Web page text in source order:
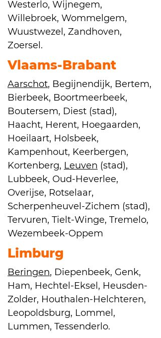
Westerlo, Wijnegem,
Willebroek, Wommelgem,
Wuustwezel, Zandhoven,
Zoersel.
Vlaams-Brabant
Aarschot, Begijnendijk, Bertem,
Bierbeek, Boortmeerbeek,
Boutersem, Diest (stad),
Haacht, Herent, Hoegaarden,
Hoeilaart, Holsbeek,
Kampenhout, Keerbergen,
Kortenberg, Leuven (stad),
Lubbeek, Oud-Heverlee,
Overijse, Rotselaar,
Scherpenheuvel-Zichem (stad),
Tervuren, Tielt-Winge, Tremelo,
Wezembeek-Oppem
Limburg
Beringen, Diepenbeek, Genk,
Ham, Hechtel-Eksel, Heusden-
Zolder, Houthalen-Helchteren,
Leopoldsburg, Lommel,
Lummen, Tessenderlo.